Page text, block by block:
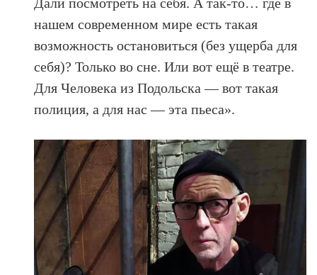
нашем современном мире есть такая
возможность остановиться (без ущерба для
себя)? Только во сне. Или вот ещё в театре.
Для Человека из Подольска — вот такая
полиция, а для нас — эта пьеса».